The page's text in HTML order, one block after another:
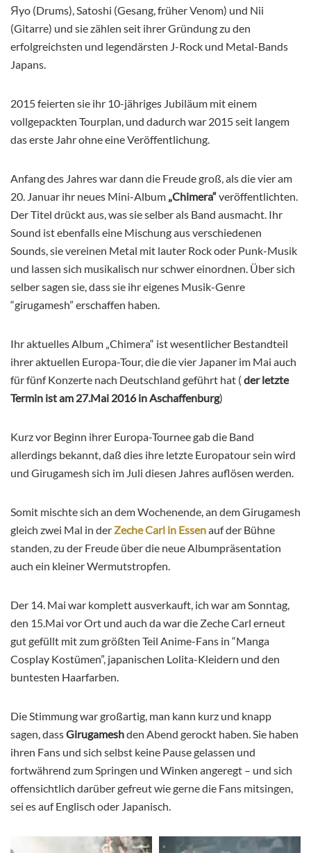
Яyo (Drums), Satoshi (Gesang, früher Venom) und Nii
(Gitarre) und sie zählen seit ihrer Gründung zu den
erfolgreichsten und legendärsten J-Rock und Metal-Bands
Japans.
2015 feierten sie ihr 10-jähriges Jubiläum mit einem
vollgepackten Tourplan, und dadurch war 2015 seit langem
das erste Jahr ohne eine Veröffentlichung.
Anfang des Jahres war dann die Freude groß, als die vier am
20. Januar ihr neues Mini-Album „Chimera“veröffentlichten.
Der Titel drückt aus, was sie selber als Band ausmacht. Ihr
Sound ist ebenfalls eine Mischung aus verschiedenen
Sounds, sie vereinen Metal mit lauter Rock oder Punk-Musik
und lassen sich musikalisch nur schwer einordnen. Über sich
selber sagen sie, dass sie ihr eigenes Musik-Genre
“girugamesh” erschaffen haben.
Ihr aktuelles Album „Chimera“ ist wesentlicher Bestandteil
ihrer aktuellen Europa-Tour, die die vier Japaner im Mai auch
für fünf Konzerte nach Deutschland geführt hat ( der letzte
Termin ist am 27.Mai 2016 in Aschaffenburg)
Kurz vor Beginn ihrer Europa-Tournee gab die Band
allerdings bekannt, daß dies ihre letzte Europatour sein wird
und Girugamesh sich im Juli diesen Jahres auflösen werden.
Somit mischte sich an dem Wochenende, an dem Girugamesh
gleich zwei Mal in derZeche Carl in Essenauf der Bühne
standen, zu der Freude über die neue Albumpräsentation
auch ein kleiner Wermutstropfen.
Der 14. Mai war komplett ausverkauft, ich war am Sonntag,
den 15.Mai vor Ort und auch da war die Zeche Carl erneut
gut gefüllt mit zum größten Teil Anime-Fans in “Manga
Cosplay Kostümen”, japanischen Lolita-Kleidern und den
buntesten Haarfarben.
Die Stimmung war großartig, man kann kurz und knapp
sagen, dassGirugameshden Abend gerockt haben. Sie haben
ihren Fans und sich selbst keine Pause gelassen und
fortwährend zum Springen und Winken angeregt – und sich
offensichtlich darüber gefreut wie gerne die Fans mitsingen,
sei es auf Englisch oder Japanisch.